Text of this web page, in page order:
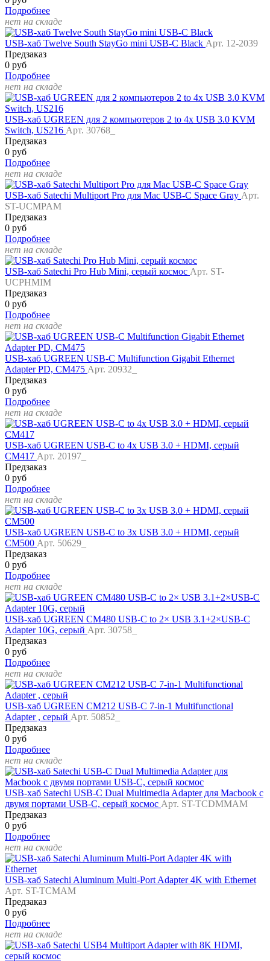
Подробнее
нет на складе
USB-хаб Twelve South StayGo mini USB-C Black Арт. 12-2039
Предзаказ
0 руб
Подробнее
нет на складе
USB-хаб UGREEN для 2 компьютеров 2 to 4x USB 3.0 KVM
Switch, US216 Арт. 30768_
Предзаказ
0 руб
Подробнее
нет на складе
USB-хаб Satechi Multiport Pro для Mac USB-C Space Gray Арт.
ST-UCMPAM
Предзаказ
0 руб
Подробнее
нет на складе
USB-хаб Satechi Pro Hub Mini, серый космос Арт. ST-
UCPHMIM
Предзаказ
0 руб
Подробнее
нет на складе
USB-хаб UGREEN USB-C Multifunction Gigabit Ethernet
Adapter PD, CM475 Арт. 20932_
Предзаказ
0 руб
Подробнее
нет на складе
USB-хаб UGREEN USB-C to 4x USB 3.0 + HDMI, серый
CM417 Арт. 20197_
Предзаказ
0 руб
Подробнее
нет на складе
USB-хаб UGREEN USB-C to 3x USB 3.0 + HDMI, серый
CM500 Арт. 50629_
Предзаказ
0 руб
Подробнее
нет на складе
USB-хаб UGREEN CM480 USB-C to 2× USB 3.1+2×USB-C
Adapter 10G, серый Арт. 30758_
Предзаказ
0 руб
Подробнее
нет на складе
USB-хаб UGREEN CM212 USB-C 7-in-1 Multifunctional
Adapter , серый Арт. 50852_
Предзаказ
0 руб
Подробнее
нет на складе
USB-хаб Satechi USB-C Dual Multimedia Adapter для Macbook с
двумя портами USB-C, серый космос Арт. ST-TCDMMAM
Предзаказ
0 руб
Подробнее
нет на складе
USB-хаб Satechi Aluminum Multi-Port Adapter 4K with Ethernet
Арт. ST-TCMAM
Предзаказ
0 руб
Подробнее
нет на складе